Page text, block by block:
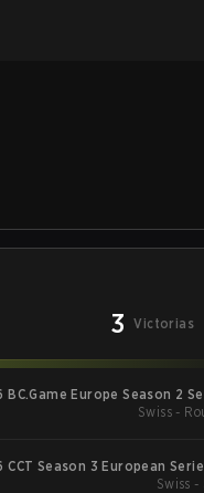
3 Victorias
BC.Game Europe Season 2
Swiss -
CCT Season 3 European
Swiss -